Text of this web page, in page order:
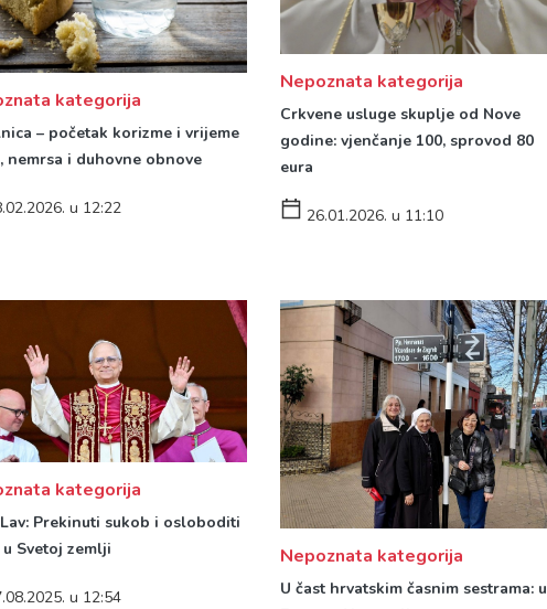
kategorija
– početak korizme i vrijeme
nemrsa i duhovne obnove
u 12:22
Nepoznata kategorija
Crkvene usluge skuplje od Nove
godine: vjenčanje 100, sprovod 80
eura
26.01.2026. u 11:10
kategorija
Prekinuti sukob i osloboditi
Svetoj zemlji
u 12:54
Nepoznata kategorija
U čast hrvatskim časnim sestrama: u